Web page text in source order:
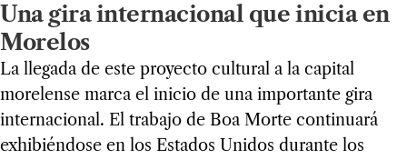
Una gira internacional que inicia en
Morelos
La llegada de este proyecto cultural a la capital
morelense marca el inicio de una importante gira
internacional. El trabajo de Boa Morte continuará
exhibiéndose en los Estados Unidos durante los